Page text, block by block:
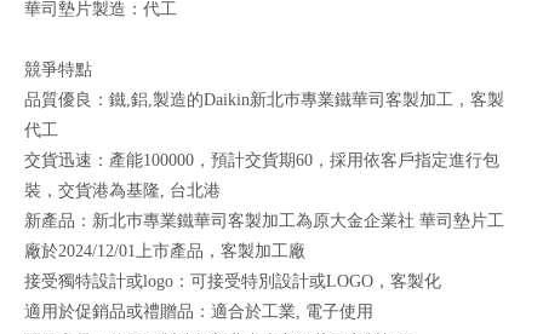
華司墊片製造：代工
競爭特點
品質優良：鐵,鋁,製造的Daikin新北巿專業鐵華司客製加工，客製
代工
交貨迅速：產能100000，預計交貨期60，採用依客戶指定進行包
裝，交貨港為基隆, 台北港
新產品：新北巿專業鐵華司客製加工為原大金企業社 華司墊片工
廠於2024/12/01上市產品，客製加工廠
接受獨特設計或logo：可接受特別設計或LOGO，客製化
適用於促銷品或禮贈品：適合於工業, 電子使用